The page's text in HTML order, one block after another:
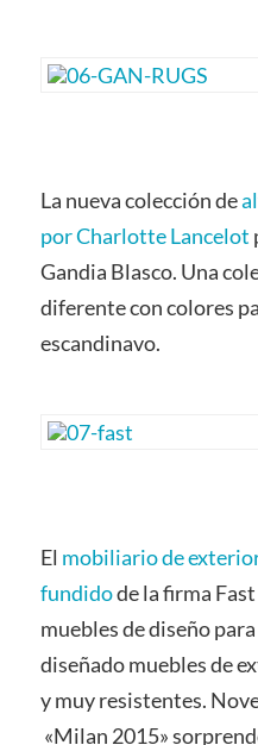
La nueva colección de
por Charlotte Lancelot
Gandia Blasco. Una
diferente con colores
escandinavo.
El mobiliario de
fundidode la firma
muebles de diseño
diseñado muebles de
y muy resistentes.
«Milan 2015»